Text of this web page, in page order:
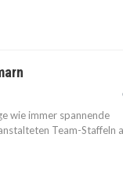
wie immer spannende
Team-Staffeln